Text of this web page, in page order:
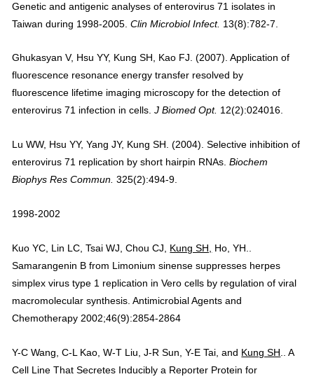
Genetic and antigenic analyses of enterovirus 71 isolates in
Taiwan during 1998-2005.Clin Microbiol Infect. 13(8):782-7.
Ghukasyan V, Hsu YY, Kung SH, Kao FJ. (2007). Application of
fluorescence resonance energy transfer resolved by
fluorescence lifetime imaging microscopy for the detection of
enterovirus 71 infection in cells.J Biomed Opt. 12(2):024016.
Lu WW, Hsu YY, Yang JY, Kung SH. (2004). Selective inhibition of
enterovirus 71 replication by short hairpin RNAs.Biochem
Biophys Res Commun. 325(2):494-9.
1998-2002
Kuo YC, Lin LC, Tsai WJ, Chou CJ, Kung SH, Ho, YH..
Samarangenin B from Limonium sinense suppresses herpes
simplex virus type 1 replication in Vero cells by regulation of viral
macromolecular synthesis. Antimicrobial Agents and
Chemotherapy 2002;46(9):2854-2864
Y-C Wang, C-L Kao, W-T Liu, J-R Sun, Y-E Tai, and Kung SH .. A
Cell Line That Secretes Inducibly a Reporter Protein for